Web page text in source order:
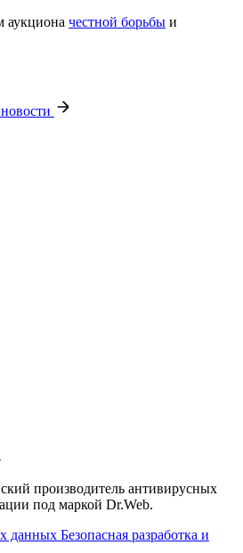
аукциона честной борьбы и
производитель антивирусных
под маркой Dr.Web.
данных Безопасная разработка и